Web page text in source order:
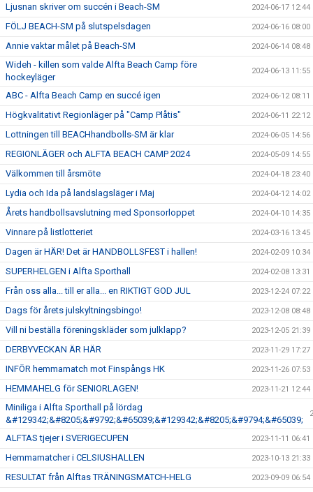
Ljusnan skriver om succén i Beach-SM 2024-06-17 12:44
FÖLJ BEACH-SM på slutspelsdagen 2024-06-16 08:00
Annie vaktar målet på Beach-SM 2024-06-14 08:48
Wideh - killen som valde Alfta Beach Camp före
hockeyläger
2024-06-13 11:55
ABC - Alfta Beach Camp en succé igen 2024-06-12 08:11
Högkvalitativt Regionläger på "Camp Plåtis" 2024-06-11 22:12
Lottningen till BEACHhandbolls-SM är klar 2024-06-05 14:56
REGIONLÄGER och ALFTA BEACH CAMP 2024 2024-05-09 14:55
Välkommen till årsmöte 2024-04-18 23:40
Lydia och Ida på landslagsläger i Maj 2024-04-12 14:02
Årets handbollsavslutning med Sponsorloppet 2024-04-10 14:35
Vinnare på listlotteriet 2024-03-16 13:45
Dagen är HÄR! Det är HANDBOLLSFEST i hallen! 2024-02-09 10:34
SUPERHELGEN i Alfta Sporthall 2024-02-08 13:31
Från oss alla... till er alla... en RIKTIGT GOD JUL 2023-12-24 07:22
Dags för årets julskyltningsbingo! 2023-12-08 08:48
Vill ni beställa föreningskläder som julklapp? 2023-12-05 21:39
DERBYVECKAN ÄR HÄR 2023-11-29 17:27
INFÖR hemmamatch mot Finspångs HK 2023-11-26 07:53
HEMMAHELG för SENIORLAGEN! 2023-11-21 12:44
Miniliga i Alfta Sporthall på lördag
&#129342;&#8205;&#9792;&#65039;&#129342;&#8205;&#9794;&#65039;
ALFTAS tjejer i SVERIGECUPEN 2023-11-11 06:41
Hemmamatcher i CELSIUSHALLEN 2023-10-13 21:33
RESULTAT från Alftas TRÄNINGSMATCH-HELG 2023-09-09 06:54